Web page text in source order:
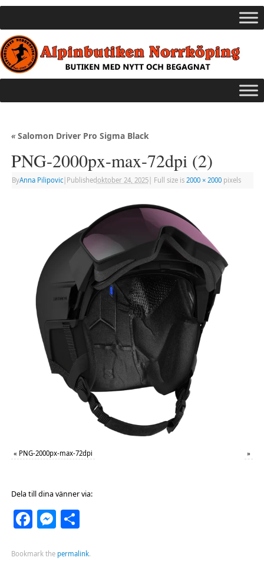
«Salomon Driver Pro Sigma Black
PNG-2000px-max-72dpi (2)
ByAnna Pilipovic| Publishedoktober 24, 2025| Full size is 2000 × 2000pixels
« PNG-2000px-max-72dpi »
Dela till dina vänner via:
Facebook
Messenger
Dela
Bookmark the permalink.